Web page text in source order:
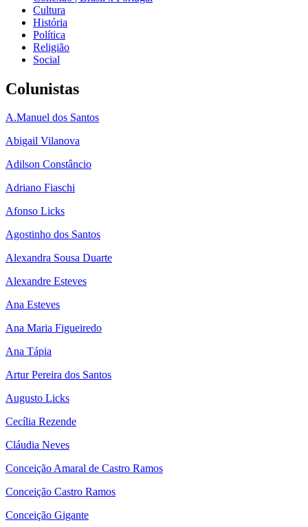
Cultura
História
Política
Religião
Social
Colunistas
A.Manuel dos Santos
Abigail Vilanova
Adilson Constâncio
Adriano Fiaschi
Afonso Licks
Agostinho dos Santos
Alexandra Sousa Duarte
Alexandre Esteves
Ana Esteves
Ana Maria Figueiredo
Ana Tápia
Artur Pereira dos Santos
Augusto Licks
Cecília Rezende
Cláudia Neves
Conceição Amaral de Castro Ramos
Conceição Castro Ramos
Conceição Gigante